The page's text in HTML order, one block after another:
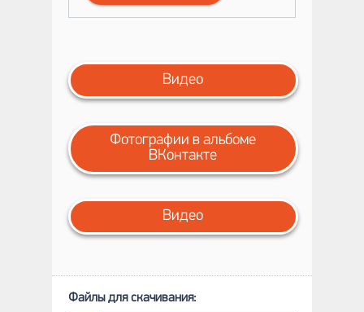
Видео
Фотографии в альбоме
ВКонтакте
Видео